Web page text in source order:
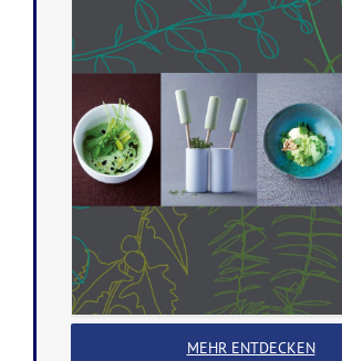
MEHR ENTDECKEN